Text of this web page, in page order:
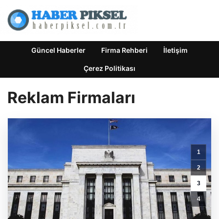
Güncel Haberler Firma Rehberi İletişim
Çerez Politikası
Reklam Firmaları
1
2
3
4